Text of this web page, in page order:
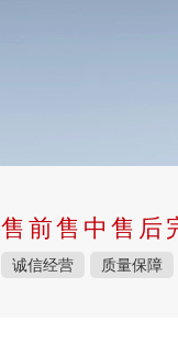
售前售中售后
诚信经营 质量保障